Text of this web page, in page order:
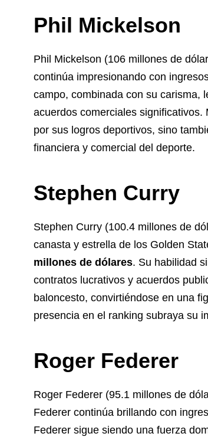
Phil Mickelson
Phil Mickelson (106 millones de
continúa impresionando con
campo, combinada con su carisma,
acuerdos comerciales
por sus logros deportivos, sino
financiera y comercial del deporte.
Stephen Curry
Stephen Curry (100.4 millones de
canasta y estrella de los Golden
millones de dólares. Su habilidad
contratos lucrativos y acuerdos
baloncesto, convirtiéndose en una
presencia en el ranking subraya su
Roger Federer
Roger Federer (95.1 millones de
Federer continúa brillando con
Federer sigue siendo una fuerza